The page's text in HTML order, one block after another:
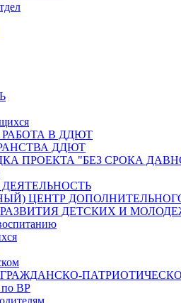
В ДДЮТ
ДДЮТ
ПРОЕКТА "БЕЗ СРОКА
ЦЕНТР
ДЕТСКИХ И
по ВР